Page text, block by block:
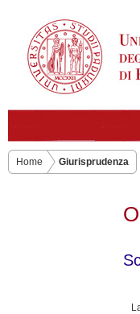
Home Giurisprudenza